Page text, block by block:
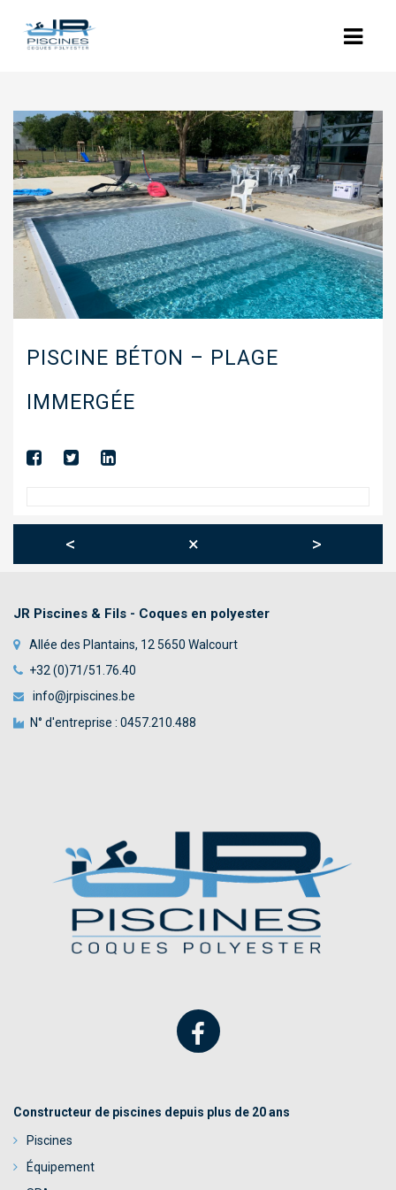
ACCUEIL
L’ENTREPRISE
NOS PISCINES
POLYESTER
COQUES POLYESTER : LES MODÈLES
PISCINES BÉTON
EQUIPEMENTS
TOILES TENDUES
CHAUFFAGE
WELLNESS & SPA
NOUS CONTACTER
PISCINE BÉTON – PLAGE
IMMERGÉE
< × >
JR Piscines & Fils - Coques en polyester
Allée des Plantains, 12 5650 Walcourt
+32 (0)71/51.76.40
info@jrpiscines.be
N° d'entreprise : 0457.210.488
Constructeur de piscines depuis plus de 20 ans
Piscines
Équipement